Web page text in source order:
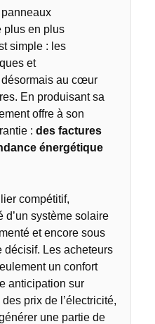
plus en plus
simple : les
et
au cœur
En produisant sa
offre à son
: des factures
énergétique
compétitif,
d’un système solaire
et encore sous
décisif. Les acheteurs
un confort
anticipation sur
des prix de l’électricité,
une partie de